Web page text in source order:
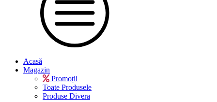
Acasă
Magazin
Promoții
Toate Produsele
Produse Divera